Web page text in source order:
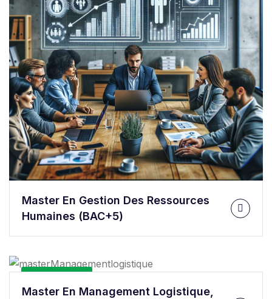
Master En Gestion Des Ressources
Humaines (BAC+5)
En Savoir Plus
Master En Management Logistique,